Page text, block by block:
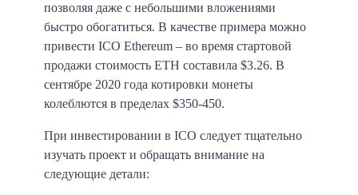
позволяя даже с небольшими вложениями
быстро обогатиться. В качестве примера можно
привести ICO Ethereum – во время стартовой
продажи стоимость ETH составила $3.26. В
сентябре 2020 года котировки монеты
колеблются в пределах $350-450.
При инвестировании в ICO следует тщательно
изучать проект и обращать внимание на
следующие детали: